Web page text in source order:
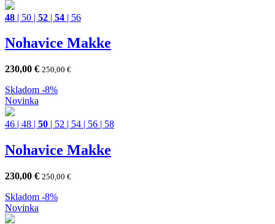
48 | 50 | 52 | 54 | 56
Nohavice Makke
230,00 € 250,00 €
Skladom -8%
Novinka
46 | 48 | 50 | 52 | 54 | 56 | 58
Nohavice Makke
230,00 € 250,00 €
Skladom -8%
Novinka